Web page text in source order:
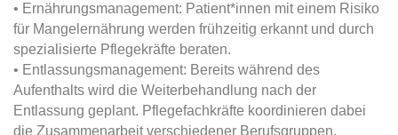
• Ernährungsmanagement: Patient*innen mit einem Risiko
für Mangelernährung werden frühzeitig erkannt und durch
spezialisierte Pflegekräfte beraten.
• Entlassungsmanagement: Bereits während des
Aufenthalts wird die Weiterbehandlung nach der
Entlassung geplant. Pflegefachkräfte koordinieren dabei
die Zusammenarbeit verschiedener Berufsgruppen.